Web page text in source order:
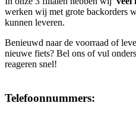
werken wij met grote backorders
kunnen leveren.
Benieuwd naar de voorraad of
nieuwe fiets? Bel ons of vul
reageren snel!
Telefoonnummers: